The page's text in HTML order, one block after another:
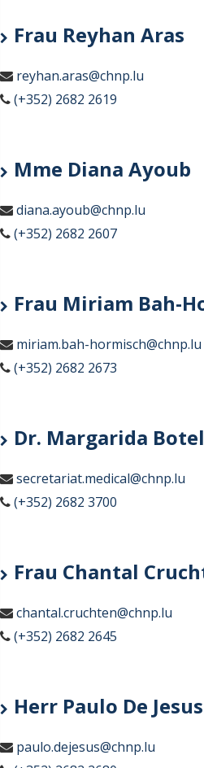
Frau Reyhan Aras
reyhan.aras@chnp.lu
(+352) 2682 2619
Mme Diana Ayoub
diana.ayoub@chnp.lu
(+352) 2682 2607
Frau Miriam Bah-
miriam.bah-hormisch@chnp.lu
(+352) 2682 2673
Dr. Margarida
secretariat.medical@chnp.lu
(+352) 2682 3700
Frau Chantal
chantal.cruchten@chnp.lu
(+352) 2682 2645
Herr Paulo De Jesus
paulo.dejesus@chnp.lu